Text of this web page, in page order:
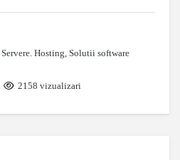
Servere. Hosting, Solutii software
2158 vizualizari